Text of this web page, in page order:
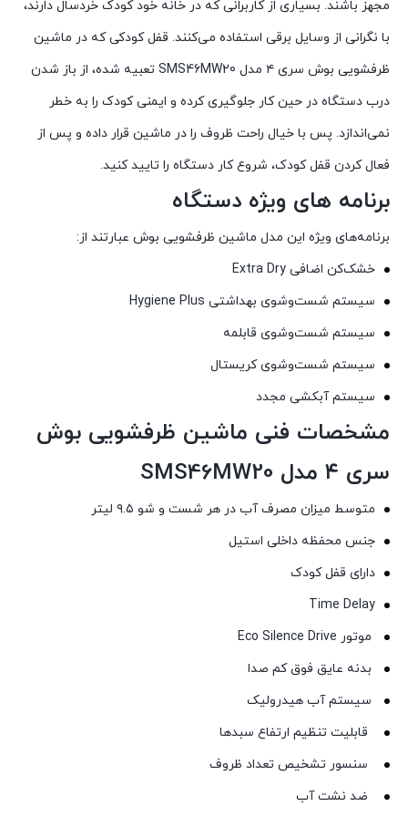
مجهز باشند. بسیاری از کاربرانی که در خانه خود کودک خردسال دارند،
با نگرانی از وسایل برقی استفاده می‌کنند. قفل کودکی که در ماشین
ظرفشویی بوش سری ۴ مدل SMS46MW20 تعبیه شده، از باز شدن
درب دستگاه در حین کار جلوگیری کرده و ایمنی کودک را به خطر
نمی‌اندازد. پس با خیال راحت ظروف را در ماشین قرار داده و پس از
فعال کردن قفل کودک، شروع کار دستگاه را تایید کنید.
برنامه های ویژه دستگاه
برنامه‌های ویژه این مدل ماشین ظرفشویی بوش عبارتند از:
خشک‌کن اضافی Extra Dry
سیستم شست‌وشوی بهداشتی Hygiene Plus
سیستم شست‌وشوی قابلمه
سیستم شست‌وشوی کریستال
سیستم آبکشی مجدد
مشخصات فنی ماشین ظرفشویی بوش
سری ۴ مدل SMS46MW20
متوسط ميزان مصرف آب در هر شست و شو ۹.۵ لیتر
جنس محفظه داخلی استیل
دارای قفل کودک
Time Delay
موتور Eco Silence Drive
بدنه عایق فوق کم صدا
سیستم آب هیدرولیک
قابلیت تنظیم ارتفاع سبدها
سنسور تشخیص تعداد ظروف
ضد نشت آب